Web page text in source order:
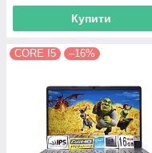
Купити
CORE I5 –16%